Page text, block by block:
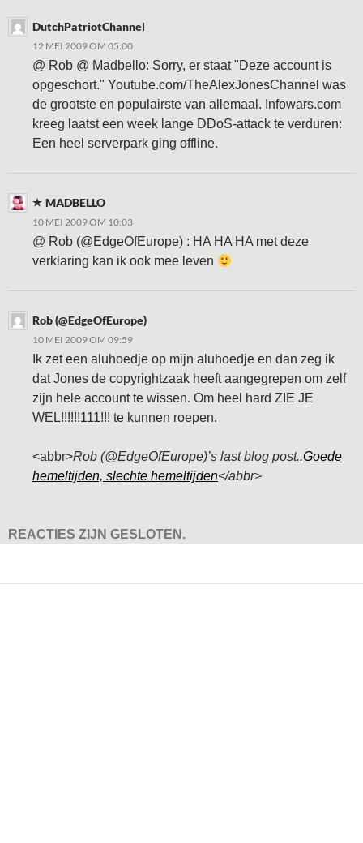
DutchPatriotChannel
12 MEI 2009 OM 05:00
@ Rob @ Madbello: Sorry, er staat "Deze account is
opgeschort." Youtube.com/TheAlexJonesChannel was
de grootste en populairste van allemaal. Infowars.com
kreeg laatst een week lange DDoS-attack te verduren:
Een heel serverpark ging offline.
MADBELLO
10 MEI 2009 OM 10:03
@ Rob (@EdgeOfEurope) : HA HA HA met deze
verklaring kan ik ook mee leven
Rob (@EdgeOfEurope)
10 MEI 2009 OM 09:59
Ik zet een aluhoedje op mijn aluhoedje en dan zeg ik
dat Jones de copyrightzaak heeft aangegrepen om zelf
zijn hele account te wissen. Om heel hard ZIE JE
WEL!!!!!!111!!! te kunnen roepen.
<abbr>Rob (@EdgeOfEurope)’s last blog post..Goede
hemeltijden, slechte hemeltijden</abbr>
REACTIES ZIJN GESLOTEN.